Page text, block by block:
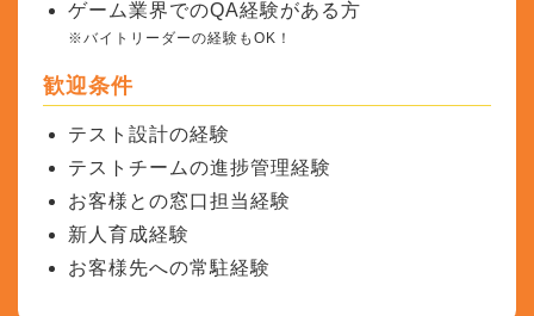
ゲーム業界でのQA経験がある方
※バイトリーダーの経験もOK！
歓迎条件
テスト設計の経験
テストチームの進捗管理経験
お客様との窓口担当経験
新人育成経験
お客様先への常駐経験